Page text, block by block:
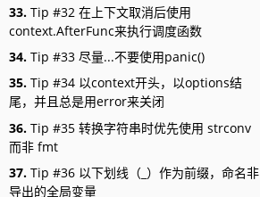
33. Tip #32 在上下文取消后使用
context.AfterFunc来执行调度函数
34. Tip #33 尽量...不要使用panic()
35. Tip #34 以context开头，以options结
尾，并且总是用error来关闭
36. Tip #35 转换字符串时优先使用 strconv
而非 fmt
37. Tip #36 以下划线（_）作为前缀，命名非
导出的全局变量